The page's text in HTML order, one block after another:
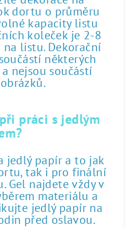
dortu o průměru
kapacity listu
koleček je 2-8
listu. Dekorační
některých
nejsou součástí
práci s jedlým
jedlý papír a to jak
tak i pro finální
Gel najdete vždy v
materiálu a
jedlý papír na
před oslavou.